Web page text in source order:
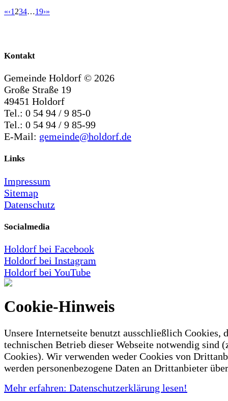
«‹1 234…19›»
Kontakt
Gemeinde Holdorf © 2026
Große Straße 19
49451 Holdorf
Tel.: 0 54 94 / 9 85-0
Tel.: 0 54 94 / 9 85-99
E-Mail: gemeinde@holdorf.de
Links
Impressum
Sitemap
Datenschutz
Socialmedia
Holdorf bei Facebook
Holdorf bei Instagram
Holdorf bei YouTube
Cookie-Hinweis
Unsere Internetseite benutzt ausschließlich Cookies,
technischen Betrieb dieser Webseite notwendig sind
Cookies). Wir verwenden weder Cookies von
werden personenbezogene Daten an Drittanbieter
Mehr erfahren: Datenschutzerklärung lesen!